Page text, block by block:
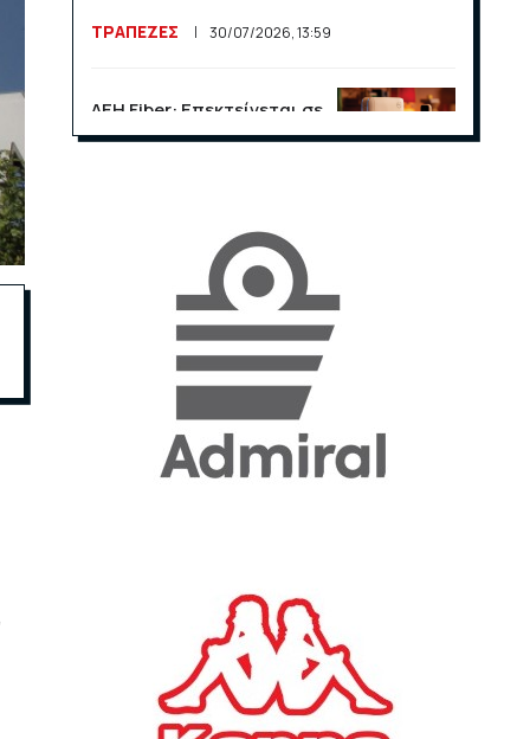
ΤΡΑΠΕΖΕΣ 30/07/2026, 13:59
ΔΕΗ Fiber: Επεκτείνεται σε
15 νέες περιοχές σε Αττική
«Η ακρίβεια «γονατίζει»
την κοινωνία - Νέα μεγάλη
έρευνα της Pulse για το
ΟΙΚΟΝΟΜΙΑ 23/07/2026, 12:50
Aktor: Δεν θα γίνουν
δεκτές προσφορές κάτω
Κ. Πιερρακάκης: Νέα
εποχή για το Ολυμπιακό
Κωπηλατοδρόμιο - Η
δημόσια περιουσία είναι